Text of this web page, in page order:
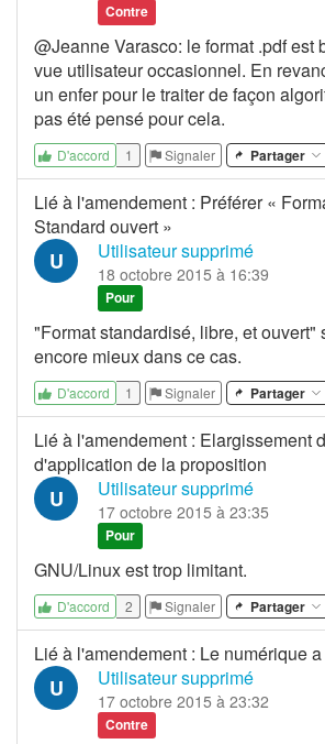
Contre
@Jeanne Varasco: le format .pdf est
vue utilisateur occasionnel. En
un enfer pour le traiter de façon
pas été pensé pour cela.
D'accord 1 Signaler Partager
Lié à l'amendement : Préférer «
Standard ouvert »
U Utilisateur supprimé
18 octobre 2015 à 16:39
Pour
"Format standardisé, libre, et ouvert"
encore mieux dans ce cas.
D'accord 1 Signaler Partager
Lié à l'amendement : Elargissement
d'application de la proposition
U Utilisateur supprimé
17 octobre 2015 à 23:35
Pour
GNU/Linux est trop limitant.
D'accord 2 Signaler Partager
Lié à l'amendement : Le numérique
U Utilisateur supprimé
17 octobre 2015 à 23:32
Contre